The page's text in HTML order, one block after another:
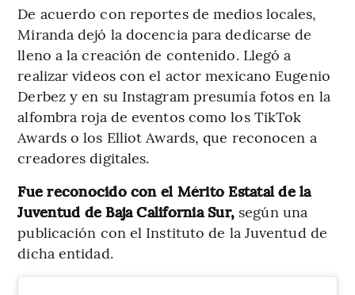
De acuerdo con reportes de medios locales,
Miranda dejó la docencia para dedicarse de
lleno a la creación de contenido. Llegó a
realizar videos con el actor mexicano Eugenio
Derbez y en su Instagram presumía fotos en la
alfombra roja de eventos como los TikTok
Awards o los Elliot Awards, que reconocen a
creadores digitales.
Fue reconocido con el Mérito Estatal de la
Juventud de Baja California Sur, según una
publicación con el Instituto de la Juventud de
dicha entidad.